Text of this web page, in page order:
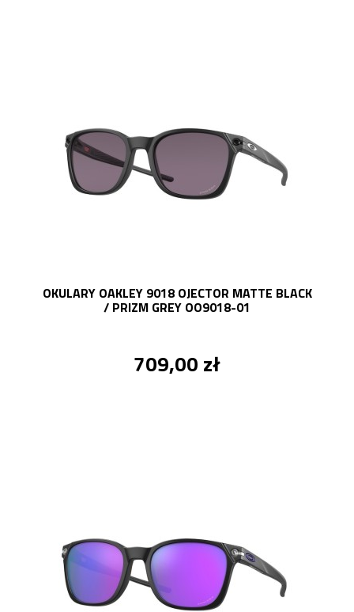
OKULARY OAKLEY 9018 OJECTOR MATTE BLACK
/ PRIZM GREY OO9018-01
709,00 zł